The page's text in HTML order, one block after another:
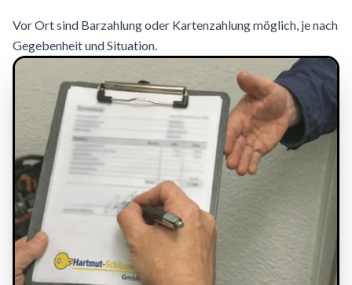
Vor Ort sind Barzahlung oder Kartenzahlung möglich, je nach
Gegebenheit und Situation.